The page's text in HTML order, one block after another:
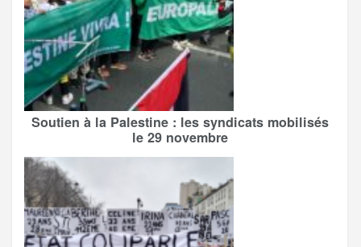
Soutien à la Palestine : les syndicats mobilisés
le 29 novembre